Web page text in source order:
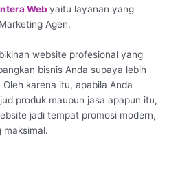
Web yaitu layanan yang
Agen.
website profesional yang
bisnis Anda supaya lebih
karena itu, apabila Anda
produk maupun jasa apapun itu,
jadi tempat promosi modern,
maksimal.